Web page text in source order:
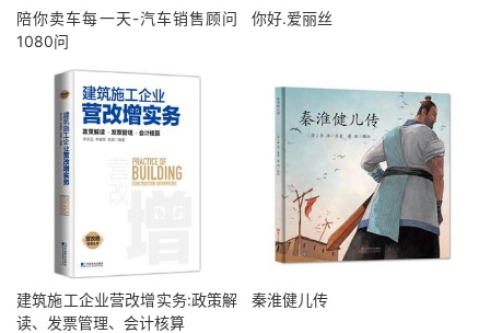
陪你卖车每一天-汽车销售顾问
1080问
你好.爱丽丝
建筑施工企业营改增实务:政策解
读、发票管理、会计核算
秦淮健儿传